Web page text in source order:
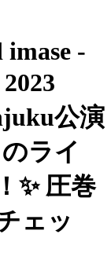
-
公演
ライ
✨ 圧巻
ェッ